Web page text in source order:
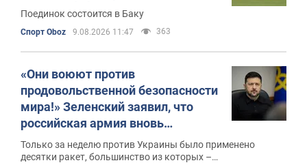
Поединок состоится в Баку
Спорт Oboz 9.08.2026 11:47 363
«Они воюют против
продовольственной безопасности
мира!» Зеленский заявил, что
российская армия вновь
обстреляла порт в Одессе
Только за неделю против Украины было применено
десятки ракет, большинство из которых –